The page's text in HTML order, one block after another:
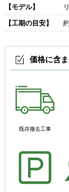
【モデル】
【工期の目安】
価格に含
既存撤去工事